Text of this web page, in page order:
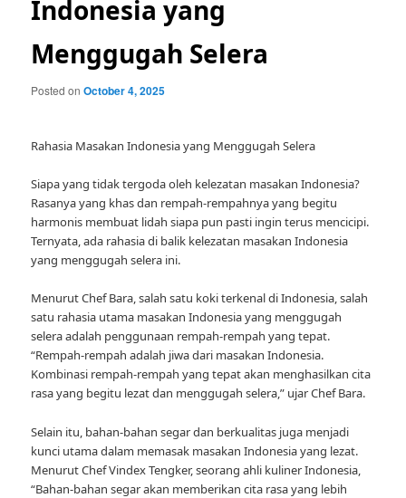
Indonesia yang
Menggugah Selera
Posted onOctober 4, 2025
Rahasia Masakan Indonesia yang Menggugah Selera
Siapa yang tidak tergoda oleh kelezatan masakan Indonesia?
Rasanya yang khas dan rempah-rempahnya yang begitu
harmonis membuat lidah siapa pun pasti ingin terus mencicipi.
Ternyata, ada rahasia di balik kelezatan masakan Indonesia
yang menggugah selera ini.
Menurut Chef Bara, salah satu koki terkenal di Indonesia, salah
satu rahasia utama masakan Indonesia yang menggugah
selera adalah penggunaan rempah-rempah yang tepat.
“Rempah-rempah adalah jiwa dari masakan Indonesia.
Kombinasi rempah-rempah yang tepat akan menghasilkan cita
rasa yang begitu lezat dan menggugah selera,” ujar Chef Bara.
Selain itu, bahan-bahan segar dan berkualitas juga menjadi
kunci utama dalam memasak masakan Indonesia yang lezat.
Menurut Chef Vindex Tengker, seorang ahli kuliner Indonesia,
“Bahan-bahan segar akan memberikan cita rasa yang lebih